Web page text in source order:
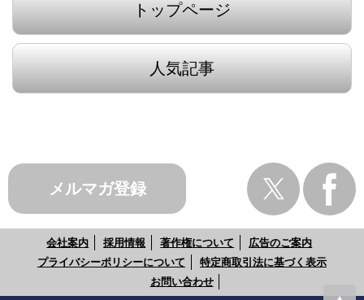
トップページ
人気記事
メルマガ登録
会社案内 採用情報 著作権について
広告のご案内
プライバシーポリシーについて
特定商取引法に基づく表示
お問い合わせ